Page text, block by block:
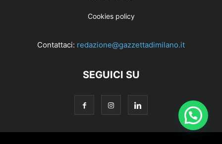
Cookies policy
Contattaci: redazione@gazzettadimilano.it
SEGUICI SU